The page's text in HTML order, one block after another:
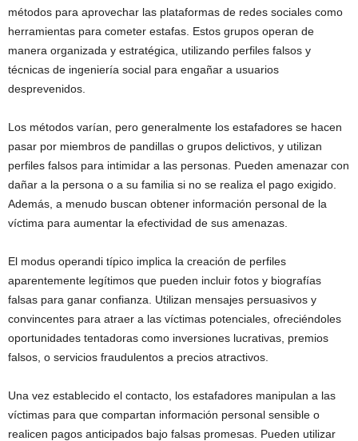
métodos para aprovechar las plataformas de redes sociales como
herramientas para cometer estafas. Estos grupos operan de
manera organizada y estratégica, utilizando perfiles falsos y
técnicas de ingeniería social para engañar a usuarios
desprevenidos.
Los métodos varían, pero generalmente los estafadores se hacen
pasar por miembros de pandillas o grupos delictivos, y utilizan
perfiles falsos para intimidar a las personas. Pueden amenazar con
dañar a la persona o a su familia si no se realiza el pago exigido.
Además, a menudo buscan obtener información personal de la
víctima para aumentar la efectividad de sus amenazas.
El modus operandi típico implica la creación de perfiles
aparentemente legítimos que pueden incluir fotos y biografías
falsas para ganar confianza. Utilizan mensajes persuasivos y
convincentes para atraer a las víctimas potenciales, ofreciéndoles
oportunidades tentadoras como inversiones lucrativas, premios
falsos, o servicios fraudulentos a precios atractivos.
Una vez establecido el contacto, los estafadores manipulan a las
víctimas para que compartan información personal sensible o
realicen pagos anticipados bajo falsas promesas. Pueden utilizar